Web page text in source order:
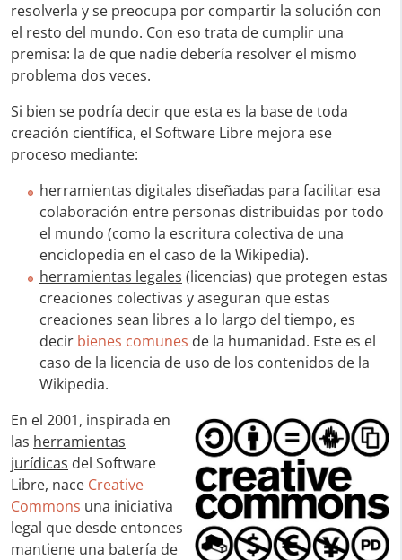
resolverla y se preocupa por compartir la solución con
el resto del mundo. Con eso trata de cumplir una
premisa: la de que nadie debería resolver el mismo
problema dos veces.
Si bien se podría decir que esta es la base de toda
creación científica, el Software Libre mejora ese
proceso mediante:
herramientas digitales diseñadas para facilitar esa
colaboración entre personas distribuidas por todo
el mundo (como la escritura colectiva de una
enciclopedia en el caso de la Wikipedia).
herramientas legales (licencias) que protegen estas
creaciones colectivas y aseguran que estas
creaciones sean libres a lo largo del tiempo, es
decir bienes comunes de la humanidad. Este es el
caso de la licencia de uso de los contenidos de la
Wikipedia.
En el 2001, inspirada en
las herramientas
jurídicas del Software
Libre, nace Creative
Commons una iniciativa
legal que desde entonces
mantiene una batería de